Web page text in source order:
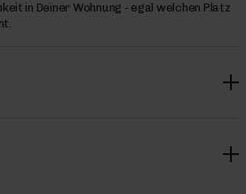
in Deiner Wohnung - egal welchen Platz